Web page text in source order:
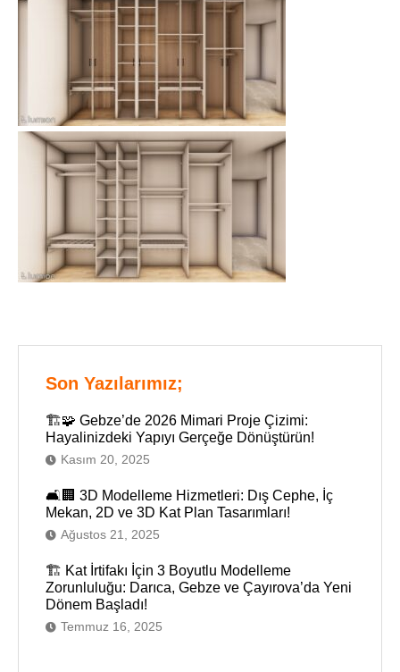
Son Yazılarımız;
🏗️🧩 Gebze’de 2026 Mimari Proje Çizimi:
Hayalinizdeki Yapıyı Gerçeğe Dönüştürün!
Kasım 20, 2025
🛋️🏢 3D Modelleme Hizmetleri: Dış Cephe, İç
Mekan, 2D ve 3D Kat Plan Tasarımları!
Ağustos 21, 2025
🏗️ Kat İrtifakı İçin 3 Boyutlu Modelleme
Zorunluluğu: Darıca, Gebze ve Çayırova’da Yeni
Dönem Başladı!
Temmuz 16, 2025